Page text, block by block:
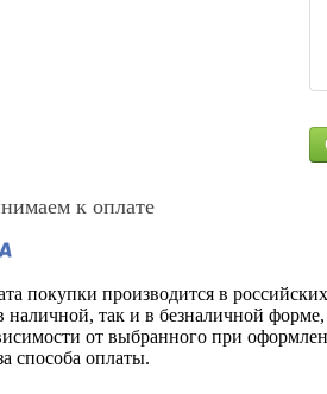
к оплате
покупки производится в
наличной, так и в безналичной форме,
от выбранного при
способа оплаты.